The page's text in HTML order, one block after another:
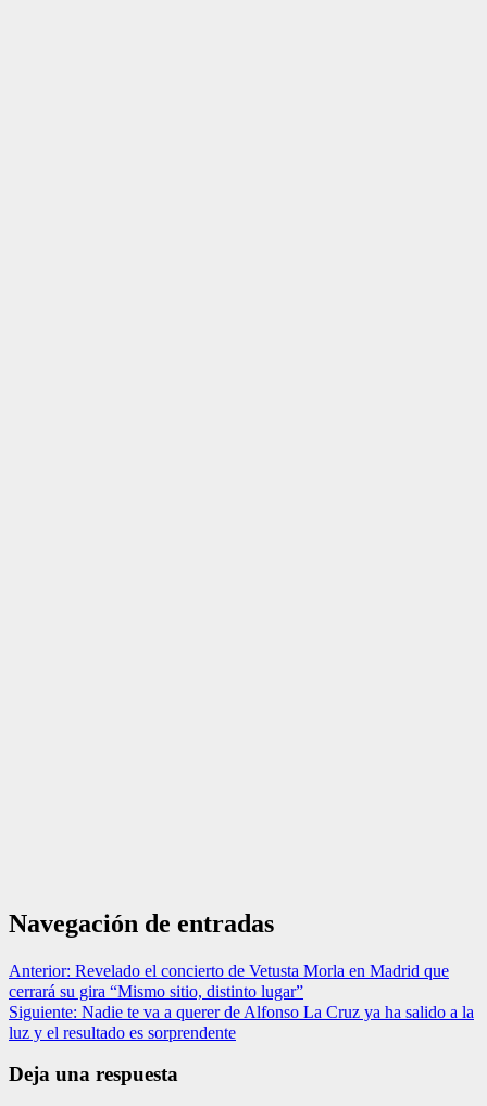
Navegación de entradas
Anterior: Revelado el concierto de Vetusta Morla en Madrid que
cerrará su gira “Mismo sitio, distinto lugar”
Siguiente: Nadie te va a querer de Alfonso La Cruz ya ha salido a la
luz y el resultado es sorprendente
Deja una respuesta